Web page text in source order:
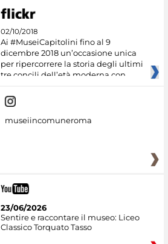
02/10/2018
Ai #MuseiCapitolini fino al 9
dicembre 2018 un’occasione unica
per ripercorrere la storia degli ultimi
tre concili dell’età moderna con
museiincomuneroma
23/06/2026
Sentire e raccontare il museo: Liceo
Classico Torquato Tasso